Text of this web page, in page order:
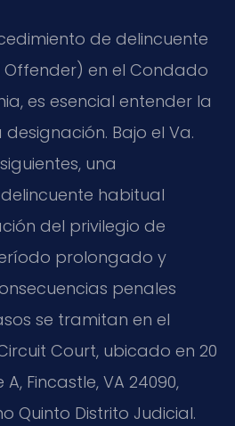
de delincuente
en el Condado
es esencial entender la
Bajo el Va.
una
habitual
del privilegio de
prolongado y
penales
se tramitan en el
Court, ubicado en 20
A, Fincastle, VA 24090,
Quinto Distrito Judicial.